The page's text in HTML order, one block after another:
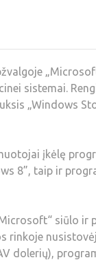
sistemai.
„Windows
įkėlę
8”, taip ir
siūlo ir
rinkoje
dolerių),